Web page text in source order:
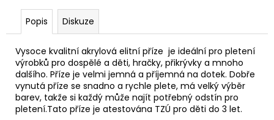
Popis Diskuze
Vysoce kvalitní akrylová elitní příze je ideální pro pletení
výrobků pro dospělé a děti, hračky, přikrývky a mnoho
dalšího. Příze je velmi jemná a příjemná na dotek. Dobře
vynutá příze se snadno a rychle plete, má velký výběr
barev, takže si každý může najít potřebný odstín pro
pletení.Tato příze je atestována TZÚ pro děti do 3 let.
r
č
u
j
e
m